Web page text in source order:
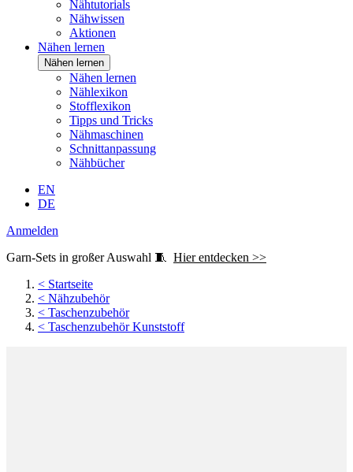
Nähtutorials
Nähwissen
Aktionen
Nähen lernen
Nähen lernen
Nähen lernen
Nählexikon
Stofflexikon
Tipps und Tricks
Nähmaschinen
Schnittanpassung
Nähbücher
EN
DE
Anmelden
Garn-Sets in großer Auswahl 🧵 Hier entdecken >>
< Startseite
< Nähzubehör
< Taschenzubehör
< Taschenzubehör Kunststoff